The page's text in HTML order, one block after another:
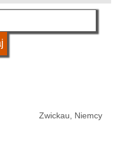
Zwickau, Niemcy